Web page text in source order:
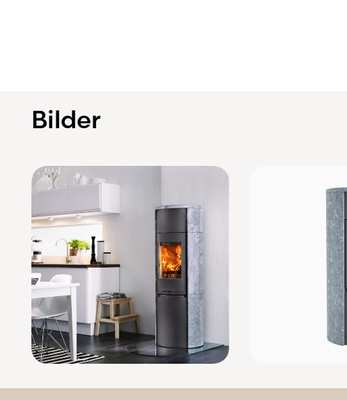
Bilder